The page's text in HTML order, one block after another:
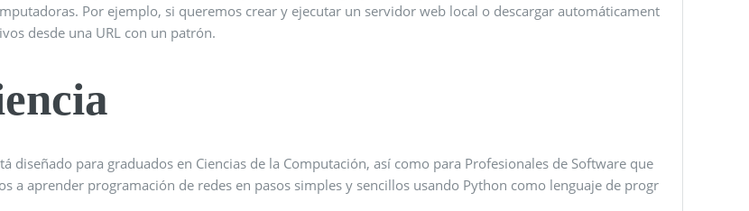
Por ejemplo, si queremos crear y ejecutar un servidor web local o descargar automáticament
desde una URL con un patrón.
diseñado para graduados en Ciencias de la Computación, así como para Profesionales de Software que
a aprender programación de redes en pasos simples y sencillos usando Python como lenguaje de progr